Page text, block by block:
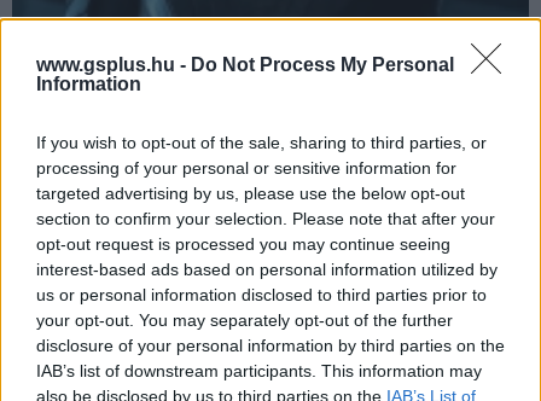
www.gsplus.hu - Do Not Process My Personal
Information
If you wish to opt-out of the sale, sharing to third parties, or
processing of your personal or sensitive information for
targeted advertising by us, please use the below opt-out
section to confirm your selection. Please note that after your
opt-out request is processed you may continue seeing
interest-based ads based on personal information utilized by
us or personal information disclosed to third parties prior to
your opt-out. You may separately opt-out of the further
disclosure of your personal information by third parties on the
IAB’s list of downstream participants. This information may
also be disclosed by us to third parties on the IAB’s List of
Lanterns új, magyar feliratos előzetese
az HBO Max sorozatában.